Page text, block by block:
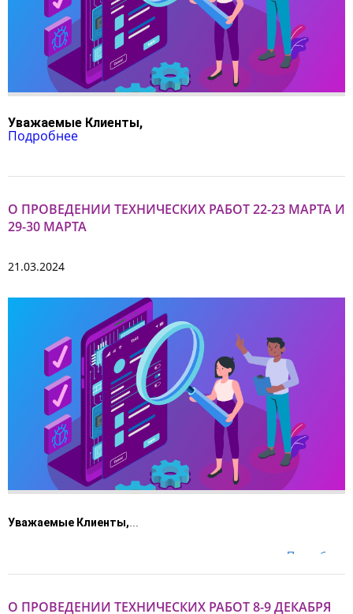
Уважаемые Клиенты,
Подробнее
О ПРОВЕДЕНИИ ТЕХНИЧЕСКИХ РАБОТ 22-23 МАРТА И
29-30 МАРТА
21.03.2024
Уважаемые Клиенты,...
Подробнее
О ПРОВЕДЕНИИ ТЕХНИЧЕСКИХ РАБОТ 8-9 ДЕКАБРЯ